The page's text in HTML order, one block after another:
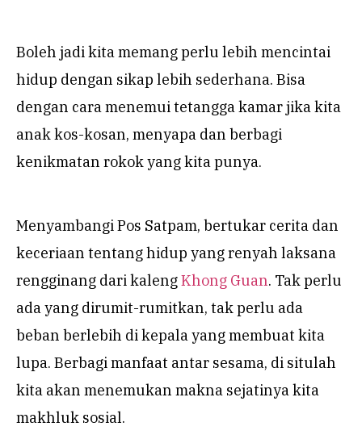
Boleh jadi kita memang perlu lebih mencintai
hidup dengan sikap lebih sederhana. Bisa
dengan cara menemui tetangga kamar jika kita
anak kos-kosan, menyapa dan berbagi
kenikmatan rokok yang kita punya.
Menyambangi Pos Satpam, bertukar cerita dan
keceriaan tentang hidup yang renyah laksana
rengginang dari kalengKhong Guan. Tak perlu
ada yang dirumit-rumitkan, tak perlu ada
beban berlebih di kepala yang membuat kita
lupa. Berbagi manfaat antar sesama, di situlah
kita akan menemukan makna sejatinya kita
makhluk sosial.